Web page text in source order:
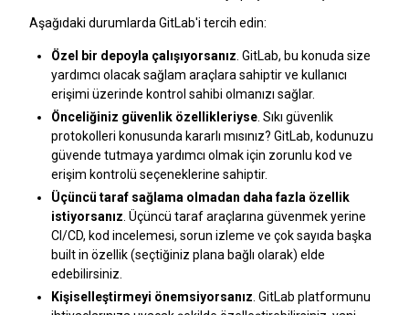
Aşağıdaki durumlarda GitLab'i tercih edin:
Özel bir depoyla çalışıyorsanız . GitLab, bu konuda size
yardımcı olacak sağlam araçlara sahiptir ve kullanıcı
erişimi üzerinde kontrol sahibi olmanızı sağlar.
Önceliğiniz güvenlik özellikleriyse . Sıkı güvenlik
protokolleri konusunda kararlı mısınız? GitLab, kodunuzu
güvende tutmaya yardımcı olmak için zorunlu kod ve
erişim kontrolü seçeneklerine sahiptir.
Üçüncü taraf sağlama olmadan daha fazla özellik
istiyorsanız. Üçüncü taraf araçlarına güvenmek yerine
CI/CD, kod incelemesi, sorun izleme ve çok sayıda başka
built in özellik (seçtiğiniz plana bağlı olarak) elde
edebilirsiniz.
Kişiselleştirmeyi önemsiyorsanız. GitLab platformunu